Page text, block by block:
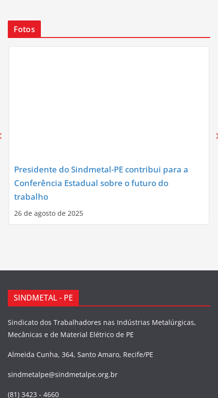
Fotos
Presidente do Sindmetal-PE contribui para a
Conferência Estadual sobre o futuro do
trabalho
26 de agosto de 2025
SINDMETAL - PE
Sindicato dos Trabalhadores nas Indústrias Metalúrgicas,
Mecânicas e de Material Elétrico de PE
Almeida Cunha, 364, Santo Amaro, Recife/PE
sindmetalpe@sindmetalpe.org.br
(81) 3423 - 4660